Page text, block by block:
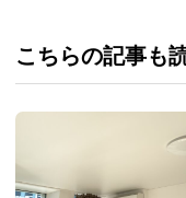
こちらの記事も